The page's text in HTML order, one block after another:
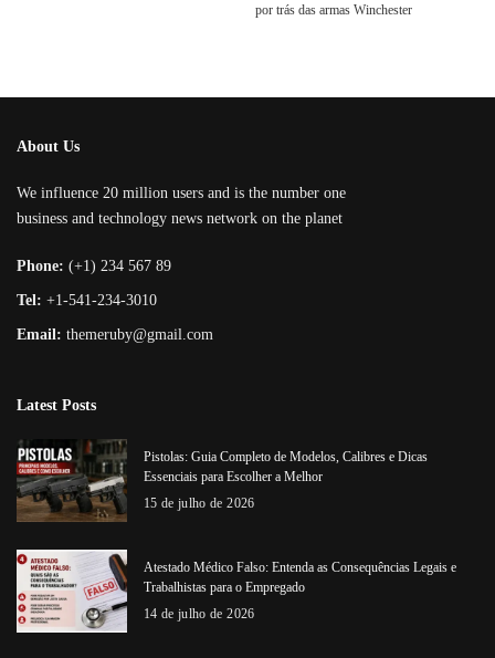
por trás das armas Winchester
About Us
We influence 20 million users and is the number one
business and technology news network on the planet
Phone: (+1) 234 567 89
Tel: +1-541-234-3010
Email: themeruby@gmail.com
Latest Posts
Pistolas: Guia Completo de Modelos, Calibres e Dicas
Essenciais para Escolher a Melhor
15 de julho de 2026
Atestado Médico Falso: Entenda as Consequências Legais e
Trabalhistas para o Empregado
14 de julho de 2026